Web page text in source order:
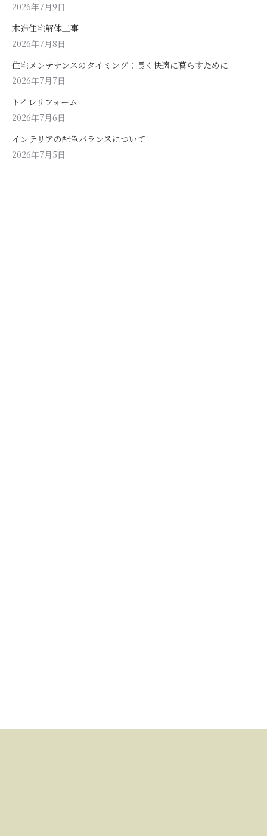
2026年7月9日
木造住宅解体工事
2026年7月8日
住宅メンテナンスのタイミング：長く快適に暮らすために
2026年7月7日
トイレリフォーム
2026年7月6日
インテリアの配色バランスについて
2026年7月5日